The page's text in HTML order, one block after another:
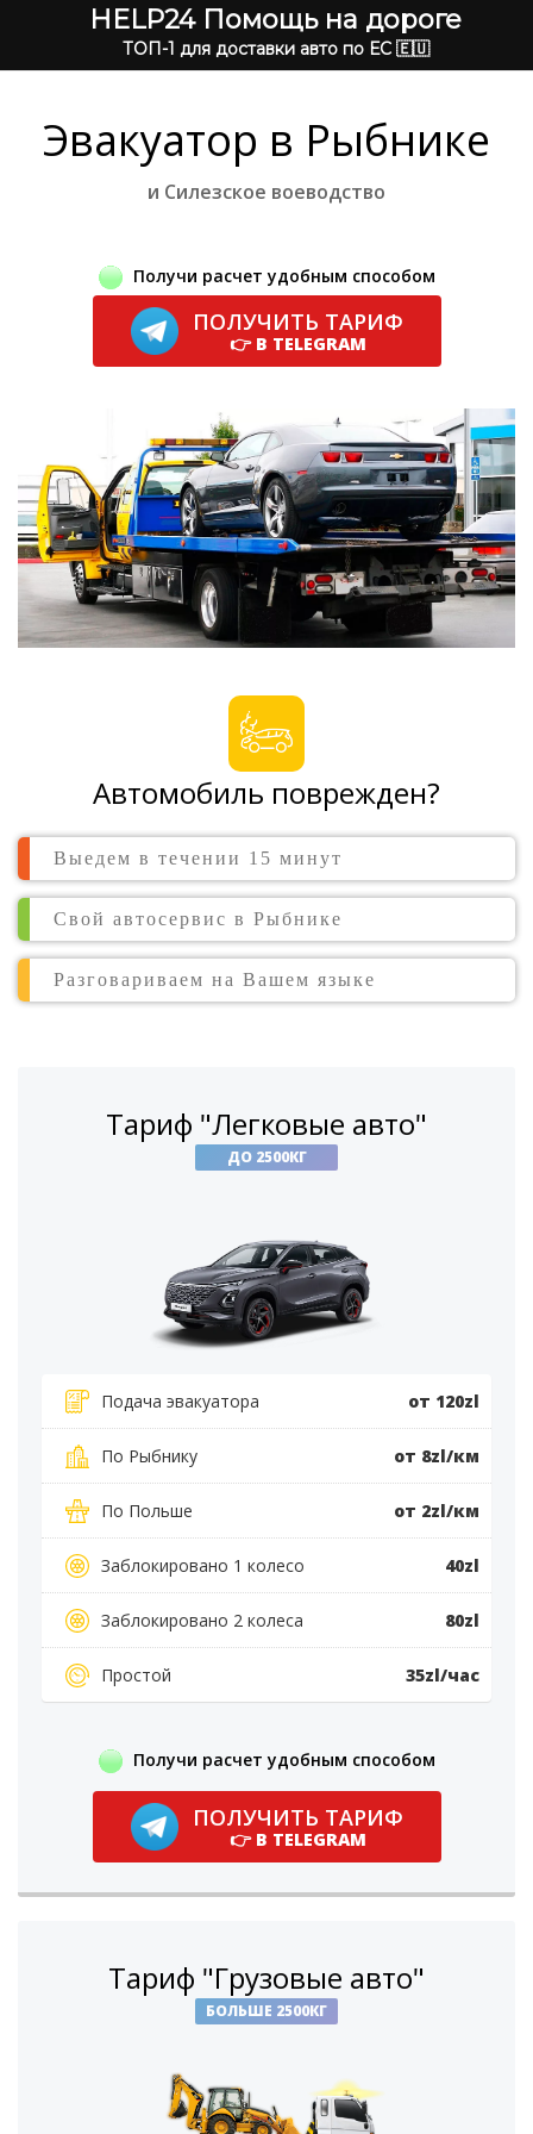
HELP24 Помощь на дороге
ТОП-1 для доставки авто по ЕС 🇪🇺
Эвакуатор в Рыбнике
и Силезское воеводство
Получи расчет удобным способом
ПОЛУЧИТЬ ТАРИФ
👉 В TELEGRAM
Автомобиль поврежден?
Выедем в течении 15 минут
Свой автосервис в Рыбнике
Разговариваем на Вашем языке
Тариф "Легковые авто"
ДО 2500КГ
Подача эвакуатора от 120zl
По Рыбнику от 8zl/км
По Польше от 2zl/км
Заблокировано 1 колесо 40zl
Заблокировано 2 колеса 80zl
Простой 35zl/час
Получи расчет удобным способом
ПОЛУЧИТЬ ТАРИФ
👉 В TELEGRAM
Тариф "Грузовые авто"
БОЛЬШЕ 2500КГ